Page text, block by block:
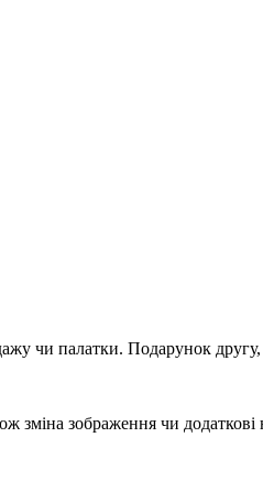
чи палатки. Подарунок
зображення чи